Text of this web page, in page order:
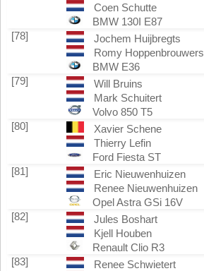
Coen Schutte
BMW 130I E87
[78]
Jochem Huijbregts
Romy Hoppenbrouwers
BMW E36
[79]
Will Bruins
Mark Schuitert
Volvo 850 T5
[80]
Xavier Schene
Thierry Lefin
Ford Fiesta ST
[81]
Eric Nieuwenhuizen
Renee Nieuwenhuizen
Opel Astra GSi 16V
[82]
Jules Boshart
Kjell Houben
Renault Clio R3
[83]
Renee Schwietert